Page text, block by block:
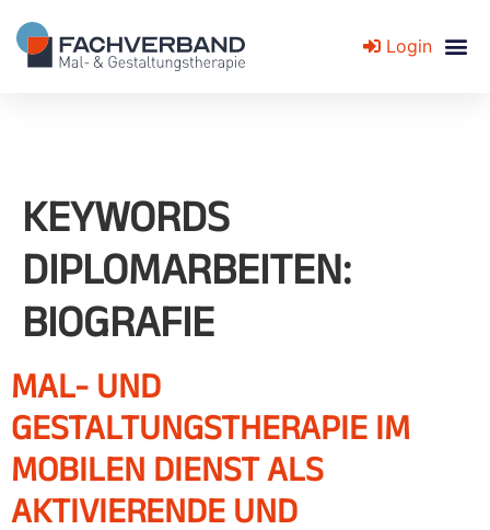
Login
KEYWORDS
DIPLOMARBEITEN:
BIOGRAFIE
MAL- UND
GESTALTUNGSTHERAPIE IM
MOBILEN DIENST ALS
AKTIVIERENDE UND